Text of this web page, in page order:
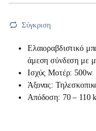
Σύγκριση
Ελαιοραβδιστικό
άμεση σύνδεση με
Ισχύς Μοτέρ: 500w
Άξονας:
Απόδοση: 70 – 110